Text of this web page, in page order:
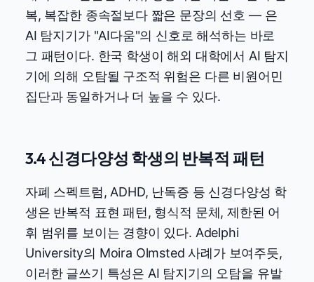
복, 복잡한 종속절보다 짧은 문장의 선호 — 은
AI 탐지기가 "AI다움"의 신호로 해석하는 바로
그 패턴이다. 한국 학생이 해외 대학에서 AI 탐지
기에 의해 오탐될 구조적 위험은 다른 비원어민
집단과 동일하거나 더 높을 수 있다.
3.4 신경다양성 학생의 반복적 패턴
자폐 스펙트럼, ADHD, 난독증 등 신경다양성 학
생은 반복적 표현 패턴, 형식적 문체, 제한된 어
휘 범위를 보이는 경향이 있다. Adelphi
University의 Moira Olmsted 사례가 보여주듯,
이러한 글쓰기 특성은 AI 탐지기의 오탐을 유발